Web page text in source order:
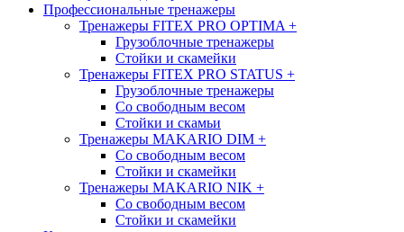
Профессиональные тренажеры
Тренажеры FITEX PRO OPTIMA +
Грузоблочные тренажеры
Стойки и скамейки
Тренажеры FITEX PRO STATUS +
Грузоблочные тренажеры
Со свободным весом
Стойки и скамьи
Тренажеры MAKARIO DIM +
Со свободным весом
Стойки и скамейки
Тренажеры MAKARIO NIK +
Со свободным весом
Стойки и скамейки